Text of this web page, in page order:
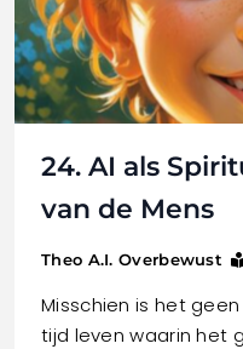
24. AI als
van de Mens
Theo A.I. Overbewust
Misschien is het
tijd leven waarin het